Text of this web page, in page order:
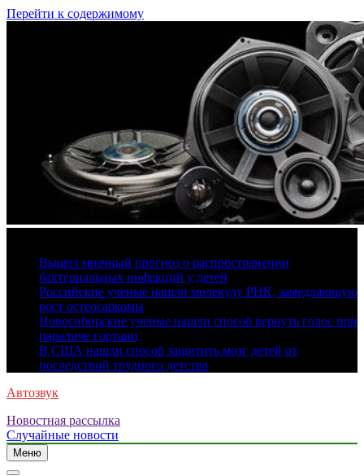
Перейти к содержимому
Вышел мрачный прогноз о распространении
бактериальных инфекций у детей
Российские ученые нашли молекулу РНК, замедляющую
рост остеосаркомы
Новосибирские ученые нашли способ вернуть голос при
параличе гортани
В США нашли способ защитить мозг детей от
последствий трудного детства
Автозвук
Новостная рассылка
Случайные новости
Меню